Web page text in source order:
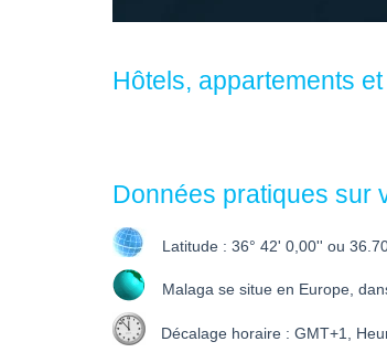
Hôtels, appartements
Données pratiques sur
Latitude : 36° 42' 0,00'' ou
Malaga se situe en Europe,
Décalage horaire : GMT+1,